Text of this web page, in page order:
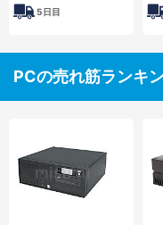
5日目
PCの売れ筋ランキ